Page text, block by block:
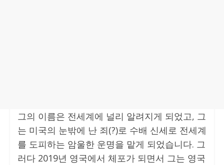
그의 이름은 전세계에 널리 알려지게 되었고, 그
는 미국의 눈밖에 난 죄(?)로 수배 신세로 전세계
를 도피하는 암울한 운명을 맡게 되었습니다. 그
러다 2019년 영국에서 체포가 되면서 그는 영국